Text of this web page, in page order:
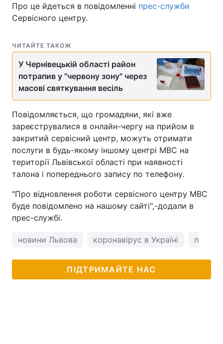
Про це йдеться в повідомленні прес-служби
Сервісного центру.
ЧИТАЙТЕ ТАКОЖ
У Чернівецькій області район
потрапив у "червону зону" через
масові святкування весіль
Повідомляється, що громадяни, які вже
зареєструвалися в онлайн-чергу на прийом в
закритий сервісний центр, можуть отримати
послуги в будь-якому іншому центрі МВС на
території Львівської області при наявності
талона і попереднього запису по телефону.
"Про відновлення роботи сервісного центру МВС
буде повідомлено на нашому сайті",-додали в
прес-службі.
новини Львова коронавірус в Україні
ПІДТРИМАЙТЕ НАС